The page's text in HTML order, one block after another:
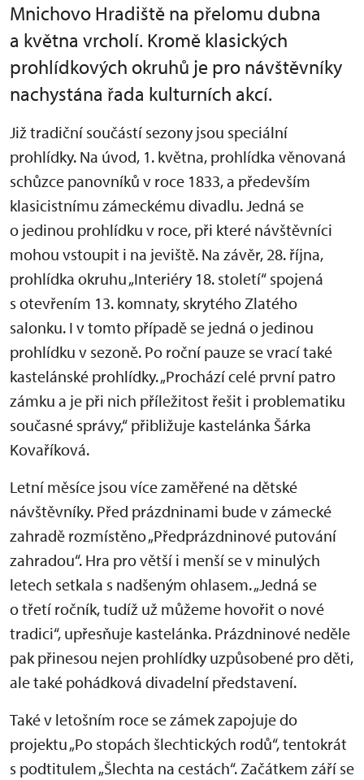
Mnichovo Hradiště na přelomu dubna
a května vrcholí. Kromě klasických
prohlídkových okruhů je pro návštěvníky
nachystána řada kulturních akcí.
Již tradiční součástí sezony jsou speciální
prohlídky. Na úvod, 1. května, prohlídka věnovaná
schůzce panovníků v roce 1833, a především
klasicistnímu zámeckému divadlu. Jedná se
o jedinou prohlídku v roce, při které návštěvníci
mohou vstoupit i na jeviště. Na závěr, 28. října,
prohlídka okruhu „Interiéry 18. století“ spojená
s otevřením 13. komnaty, skrytého Zlatého
salonku. I v tomto případě se jedná o jedinou
prohlídku v sezoně. Po roční pauze se vrací také
kastelánské prohlídky. „Prochází celé první patro
zámku a je při nich příležitost řešit i problematiku
současné správy,“ přibližuje kastelánka Šárka
Kovaříková.
Letní měsíce jsou více zaměřené na dětské
návštěvníky. Před prázdninami bude v zámecké
zahradě rozmístěno „Předprázdninové putování
zahradou“. Hra pro větší i menší se v minulých
letech setkala s nadšeným ohlasem. „Jedná se
o třetí ročník, tudíž už můžeme hovořit o nové
tradici“, upřesňuje kastelánka. Prázdninové neděle
pak přinesou nejen prohlídky uzpůsobené pro děti,
ale také pohádková divadelní představení.
Také v letošním roce se zámek zapojuje do
projektu „Po stopách šlechtických rodů“, tentokrát
s podtitulem „Šlechta na cestách“. Začátkem září se